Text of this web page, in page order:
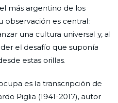
más argentino de los
observación es central:
una cultura universal y, al
el desafío que suponía
estas orillas.
es la transcripción de
Piglia (1941-2017), autor